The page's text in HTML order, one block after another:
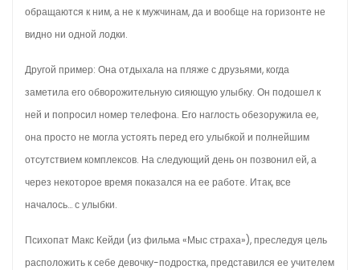
обращаются к ним, а не к мужчинам, да и вообще на горизонте не
видно ни одной лодки.
Другой пример: Она отдыхала на пляже с друзьями, когда
заметила его обворожительную сияющую улыбку. Он подошел к
ней и попросил номер телефона. Его наглость обезоружила ее,
она просто не могла устоять перед его улыбкой и полнейшим
отсутствием комплексов. На следующий день он позвонил ей, а
через некоторое время показался на ее работе. Итак, все
началось… с улыбки.
Психопат Макс Кейди (из фильма «Мыс страха»), преследуя цель
расположить к себе девочку-подростка, представился ее учителем